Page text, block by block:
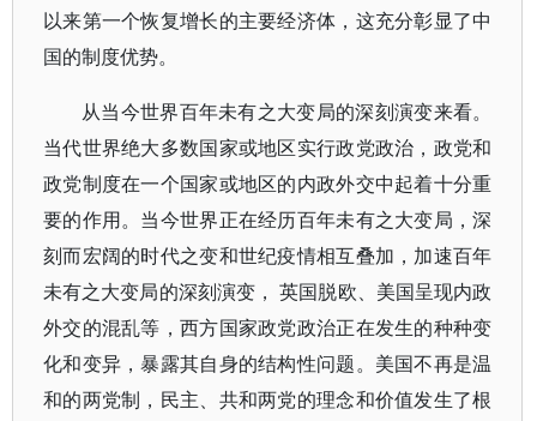
以来第一个恢复增长的主要经济体，这充分彰显了中
国的制度优势。
从当今世界百年未有之大变局的深刻演变来看。
当代世界绝大多数国家或地区实行政党政治，政党和
政党制度在一个国家或地区的内政外交中起着十分重
要的作用。当今世界正在经历百年未有之大变局，深
刻而宏阔的时代之变和世纪疫情相互叠加，加速百年
未有之大变局的深刻演变， 英国脱欧、美国呈现内政
外交的混乱等，西方国家政党政治正在发生的种种变
化和变异，暴露其自身的结构性问题。美国不再是温
和的两党制，民主、共和两党的理念和价值发生了根